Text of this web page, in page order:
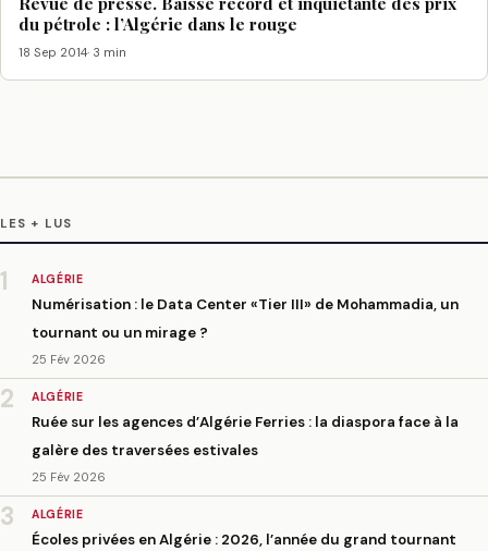
du pétrole : l’Algérie dans le rouge
18 Sep 2014· 3 min
LES + LUS
1 ALGÉRIE
Numérisation : le Data Center «Tier III» de Mohammadia, un
tournant ou un mirage ?
25 Fév 2026
2 ALGÉRIE
Ruée sur les agences d’Algérie Ferries : la diaspora face à la
galère des traversées estivales
25 Fév 2026
3 ALGÉRIE
Écoles privées en Algérie : 2026, l’année du grand tournant